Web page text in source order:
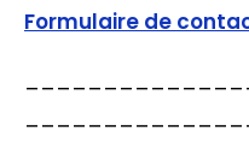
Formulaire de